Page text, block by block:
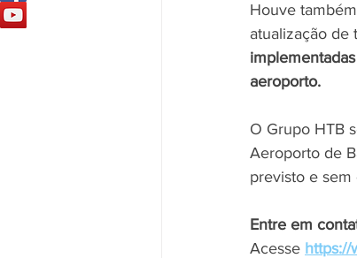
Houve
atualização de
aeroporto.
O Grupo HTB
Aeroporto de
previsto e
Entre em
Acesse https://